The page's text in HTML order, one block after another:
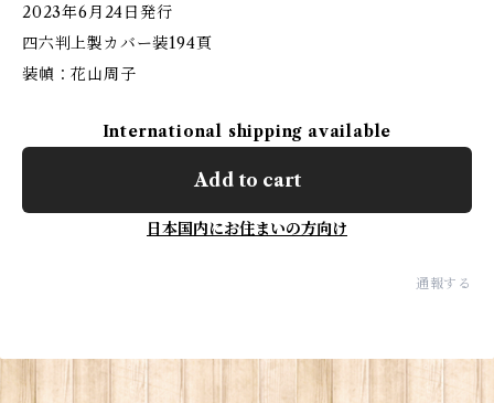
2023年6月24日発行
四六判上製カバー装194頁
装幀：花山周子
International shipping available
Add to cart
日本国内にお住まいの方向け
通報する